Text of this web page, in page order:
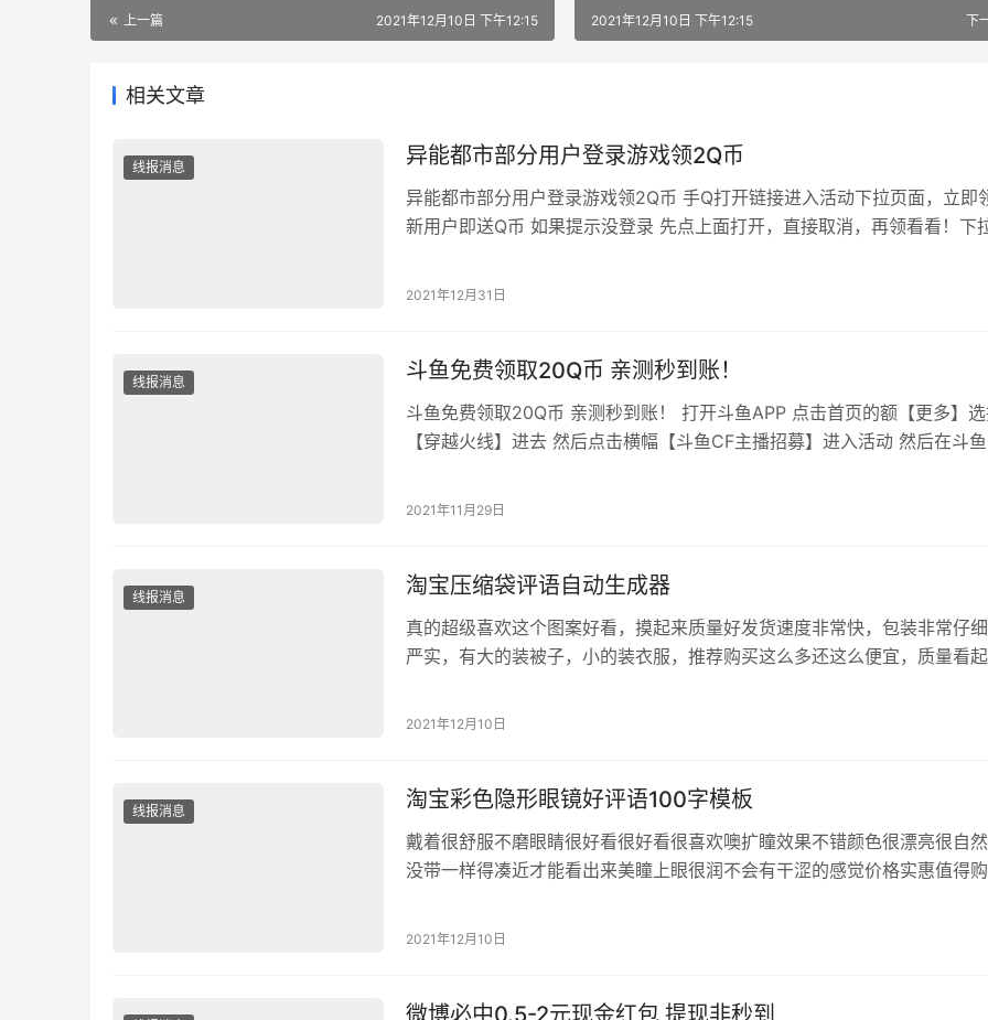
上一篇 2021年12月10日 下午12:15 下
2021年12月10日 下午12:15
相关文章
线报消息 异能都市部分用户登录游戏领2Q币
异能都市部分用户登录游戏领2Q币 手Q打开链接进入活动下拉页面，立即
新用户即送Q币 如果提示没登录 先点上面打开，直接取消，再领看看！下
https://sourl.cn/83fLKT 手Q扫码：
2021年12月31日
线报消息 斗鱼免费领取20Q币 亲测秒到账！
斗鱼免费领取20Q币 亲测秒到账！ 打开斗鱼APP 点击首页的额【更多】
【穿越火线】进去 然后点击横幅【斗鱼CF主播招募】进入活动 然后在斗
以！ 小编因为是今天播了金铲铲 所以直接在活动页面绑定角色后领取了
2021年11月29日
线报消息 淘宝压缩袋评语自动生成器
真的超级喜欢这个图案好看，摸起来质量好发货速度非常快，包装非常仔
严实，有大的装被子，小的装衣服，推荐购买这么多还这么便宜，质量看
或是被子什么的不发霉，而且抽真空以后占的地方也小了，一点不占空间
2021年12月10日
线报消息 淘宝彩色隐形眼镜好评语100字模板
戴着很舒服不磨眼睛很好看很好看很喜欢噢 扩瞳效果不错颜色很漂亮很自
没带一样得凑近才能看出来美瞳上眼很润不会有干涩的感觉价格实惠值得
不说 它家这个真的戴着很舒服 完全没有任何不适 我之前买的就会戴进去
2021年12月10日
微博必中0.5-2元现金红包 提现非秒到